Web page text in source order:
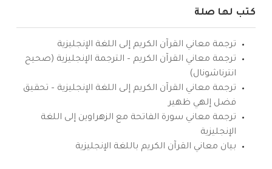
كتب لها صلة
ترجمة معاني القرآن الكريم إلى اللغة الإنجليزية
ترجمة معاني القرآن الكريم – الترجمة الإنجليزية (صحيح
انترناشونال)
ترجمة معاني القرآن الكريم إلى اللغة الإنجليزية – تحقيق
فضل إلهي ظهير
ترجمة معاني سورة الفاتحة مع الزهراوين إلى اللغة
الإنجليزية
بيان معاني القرآن الكريم باللغة الإنجليزية